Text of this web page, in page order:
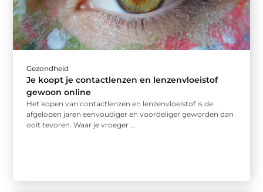
Gezondheid
Je koopt je contactlenzen en lenzenvloeistof
gewoon online
Het kopen van contactlenzen en lenzenvloeistof is de
afgelopen jaren eenvoudiger en voordeliger geworden dan
ooit tevoren. Waar je vroeger ...